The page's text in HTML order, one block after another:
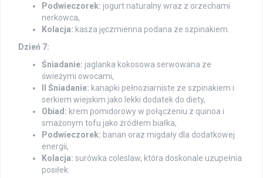
Podwieczorek: jogurt naturalny wraz z orzechami
nerkowca,
Kolacja: kasza jęczmienna podana ze szpinakiem.
Dzień 7:
Śniadanie: jaglanka kokosowa serwowana ze
świeżymi owocami,
II Śniadanie: kanapki pełnoziarniste ze szpinakiem i
serkiem wiejskim jako lekki dodatek do diety,
Obiad: krem pomidorowy w połączeniu z quinoa i
smażonym tofu jako źródłem białka,
Podwieczorek: banan oraz migdały dla dodatkowej
energii,
Kolacja: surówka coleslaw, która doskonale uzupełnia
posiłek.